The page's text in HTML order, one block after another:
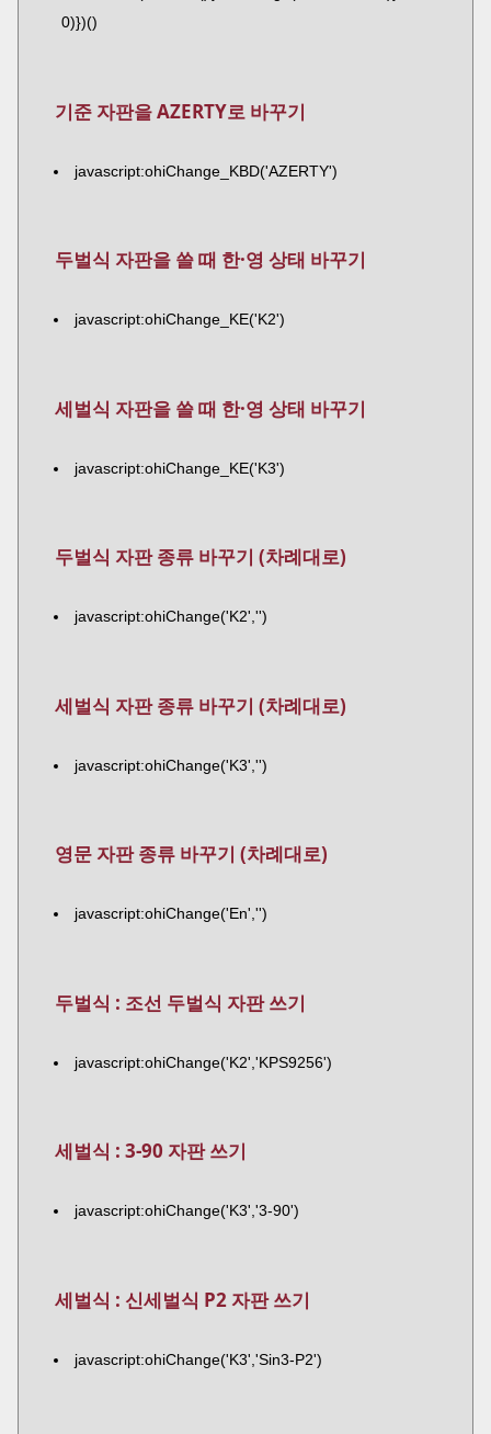
0)})()
기준 자판을 AZERTY로 바꾸기
javascript:ohiChange_KBD('AZERTY')
두벌식 자판을 쓸 때 한·영 상태 바꾸기
javascript:ohiChange_KE('K2')
세벌식 자판을 쓸 때 한·영 상태 바꾸기
javascript:ohiChange_KE('K3')
두벌식 자판 종류 바꾸기 (차례대로)
javascript:ohiChange('K2','')
세벌식 자판 종류 바꾸기 (차례대로)
javascript:ohiChange('K3','')
영문 자판 종류 바꾸기 (차례대로)
javascript:ohiChange('En','')
두벌식 : 조선 두벌식 자판 쓰기
javascript:ohiChange('K2','KPS9256')
세벌식 : 3-90 자판 쓰기
javascript:ohiChange('K3','3-90')
세벌식 : 신세벌식 P2 자판 쓰기
javascript:ohiChange('K3','Sin3-P2')